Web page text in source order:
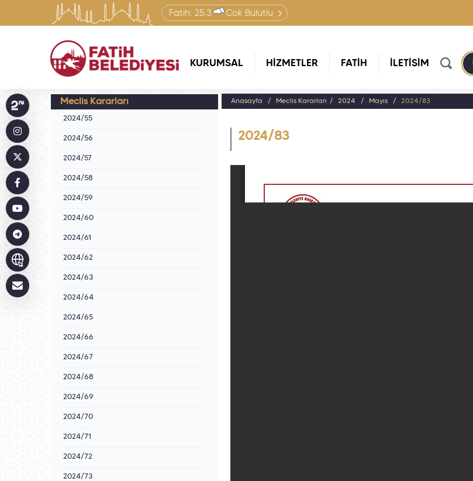
Fatih: 25.3 Çok Bulutlu
KURUMSAL HİZMETLER FATİH İLETİŞİM
Meclis Kararları
2024/55
2024/56
2024/57
2024/58
2024/59
2024/60
2024/61
2024/62
2024/63
2024/64
2024/65
2024/66
2024/67
2024/68
2024/69
2024/70
2024/71
2024/72
2024/73
Anasayfa Meclis Kararları 2024 Mayıs 2024/83
2024/83